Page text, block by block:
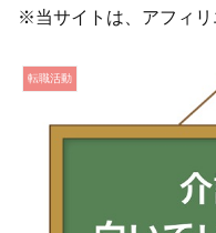
※当サイトは、アフィ
転職活動